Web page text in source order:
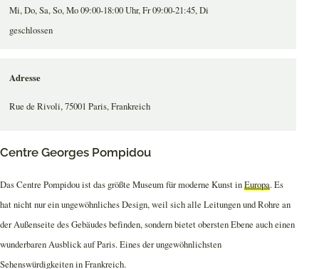
Mi, Do, Sa, So, Mo 09:00-18:00 Uhr, Fr 09:00-21:45, Di
geschlossen
Adresse
Rue de Rivoli, 75001 Paris, Frankreich
Centre Georges Pompidou
Das Centre Pompidou ist das größte Museum für moderne Kunst inEuropa. Es
hat nicht nur ein ungewöhnliches Design, weil sich alle Leitungen und Rohre an
der Außenseite des Gebäudes befinden, sondern bietet obersten Ebene auch einen
wunderbaren Ausblick auf Paris. Eines der ungewöhnlichsten
Sehenswürdigkeiten in Frankreich.